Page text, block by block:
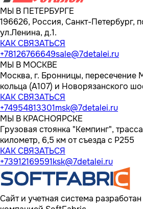
МЫ В ПЕТЕРБУРГЕ
196626, Россия, Санкт-Петербург,
ул.Ленина, д.1.
КАК СВЯЗАТЬСЯ
+78126766649sale@7detalei.ru
МЫ В МОСКВЕ
Москва, г. Бронницы, пересечение
кольца (А107) и Новорязанского
КАК СВЯЗАТЬСЯ
+74954813301msk@7detalei.ru
МЫ В КРАСНОЯРСКЕ
Грузовая стоянка "Кемпинг",
километр, 6,5 км от съезда с Р255
КАК СВЯЗАТЬСЯ
+73912169591ksk@7detalei.ru
Сайт и учетная система